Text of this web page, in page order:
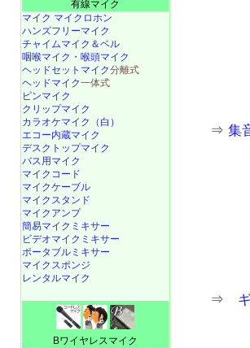
⇒集
⇒
有線マイク
マイク マイクロホン
ハンズフリーマイク
チャイムマイク＆ベル
咽喉マイク・喉頭マイク
ヘッドセットマイク分離式
ヘッドマイク一体式
ピンマイク
クリップマイク
カラオケマイク（白）
エコー内蔵マイク
デスクトップマイク
バス用マイク
マイクコード
マイクケーブル
マイクスタンド
マイクアンプ
簡易マイクミキサー
ビデオマイクミキサー
ポータブルミキサー
マイクスポンジ
レンタルマイク
Bワイヤレスマイク